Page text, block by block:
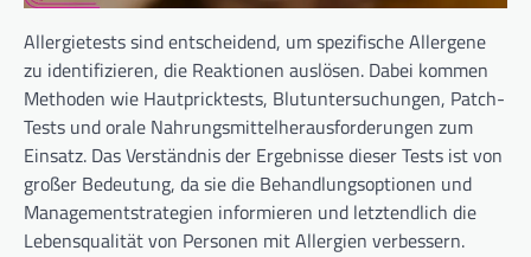
Allergietests sind entscheidend, um spezifische Allergene
zu identifizieren, die Reaktionen auslösen. Dabei kommen
Methoden wie Hautpricktests, Blutuntersuchungen, Patch-
Tests und orale Nahrungsmittelherausforderungen zum
Einsatz. Das Verständnis der Ergebnisse dieser Tests ist von
großer Bedeutung, da sie die Behandlungsoptionen und
Managementstrategien informieren und letztendlich die
Lebensqualität von Personen mit Allergien verbessern.